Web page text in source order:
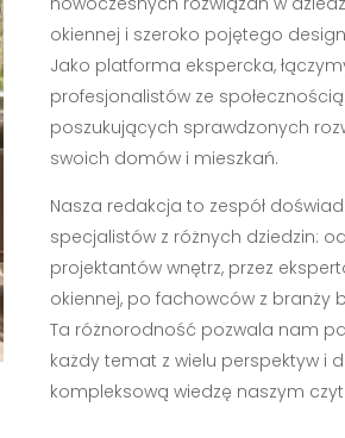
okiennej i szeroko pojętego
Jako platforma ekspercka,
profesjonalistów ze
poszukujących sprawdzonych
swoich domów i mieszkań.
Nasza redakcja to zespół
specjalistów z różnych dziedzin:
projektantów wnętrz, przez
okiennej, po fachowców z branży
Ta różnorodność pozwala nam
każdy temat z wielu perspektyw i
kompleksową wiedzę naszym